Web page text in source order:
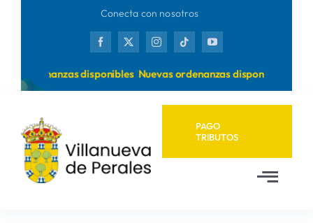
Conecta con nosotros
ordenanzas disponibles Nuevas ordenanzas disponibles
PAGO
TRIBUTOS